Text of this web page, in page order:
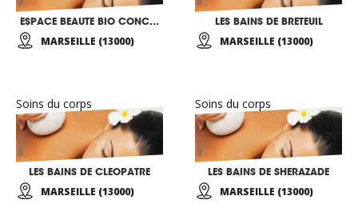
ESPACE BEAUTE BIO CONCEPT
MARSEILLE (13000)
LES BAINS DE BRETEUIL
MARSEILLE (13000)
Soins du corps
LES BAINS DE CLEOPATRE
MARSEILLE (13000)
Soins du corps
LES BAINS DE SHERAZADE
MARSEILLE (13000)